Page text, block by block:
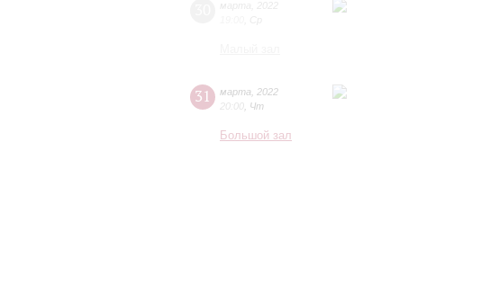
31 марта
2022
20:00 Чт
Большой зал